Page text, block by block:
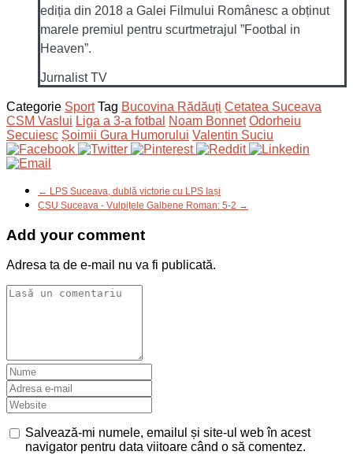
ediția din 2018 a Galei Filmului Românesc a obținut
marele premiul pentru scurtmetrajul ”Footbal in
Heaven”.
Jurnalist TV
Categorie Sport Tag Bucovina Rădăuți Cetatea Suceava
CSM Vaslui Liga a 3-a fotbal Noam Bonnet Odorheiu
Secuiesc Șoimii Gura Humorului Valentin Suciu
← LPS Suceava, dublă victorie cu LPS Iași
CSU Suceava - Vulpițele Galbene Roman: 5-2 →
Add your comment
Adresa ta de e-mail nu va fi publicată.
Salvează-mi numele, emailul și site-ul web în acest
navigator pentru data viitoare când o să comentez.